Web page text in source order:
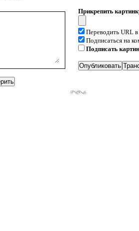
Прикрепить
Переводить URL
Подписаться на
Подписать